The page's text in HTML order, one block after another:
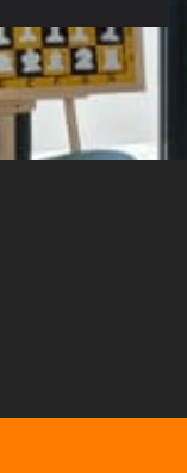
giugno
pagare